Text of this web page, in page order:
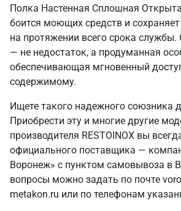
Полка Настенная Сплошная
боится моющих средств и
на протяжении всего срока службы.
— не недостаток, а продуманная
обеспечивающая мгновенный
содержимому.
Ищете такого надежного союзника
Приобрести эту и многие другие
производителя RESTOINOX вы
официального поставщика —
Воронеж» с пунктом самовывоза в
вопросы можно задать по почте
metakon.ru или по телефонам